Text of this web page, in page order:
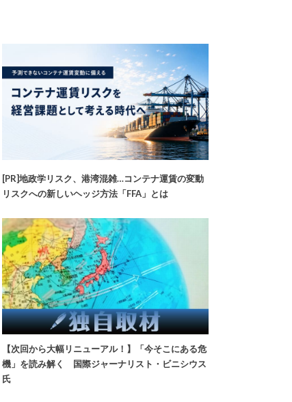
[PR]地政学リスク、港湾混雑…コンテナ運賃の変動
リスクへの新しいヘッジ方法「FFA」とは
【次回から大幅リニューアル！】「今そこにある危
機」を読み解く 国際ジャーナリスト・ビニシウス
氏